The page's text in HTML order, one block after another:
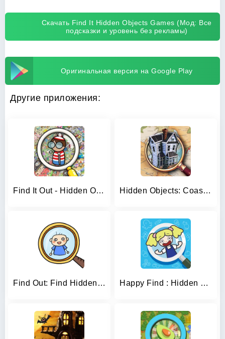
Скачать Find It Hidden Objects Games (Мод: Все
подсказки и уровень без рекламы)
Оригинальная версия на Google Play
Другие приложения:
Find It Out - Hidden Object Hidden Objects: Coastal Hill
Find Out: Find Hidden Objects! Happy Find : Hidden Objects